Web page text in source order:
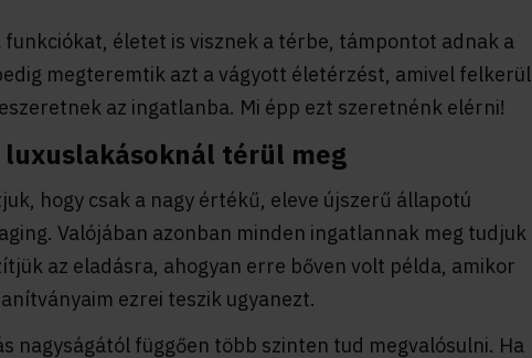
életet is visznek a térbe, támpontot adnak a
megteremtik azt a vágyott életérzést, amivel felkerül
az ingatlanba. Mi épp ezt szeretnénk elérni!
luxuslakásoknál térül meg
hogy csak a nagy értékű, eleve újszerű állapotú
Valójában azonban minden ingatlannak meg tudjuk
az eladásra, ahogyan erre bőven volt példa, amikor
ezrei teszik ugyanezt.
nagyságától függően több szinten tud megvalósulni. Ha